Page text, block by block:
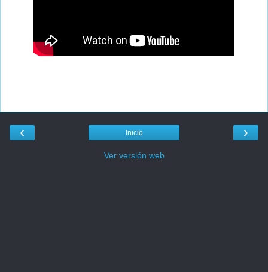
‹ ›
Inicio
Ver versión web